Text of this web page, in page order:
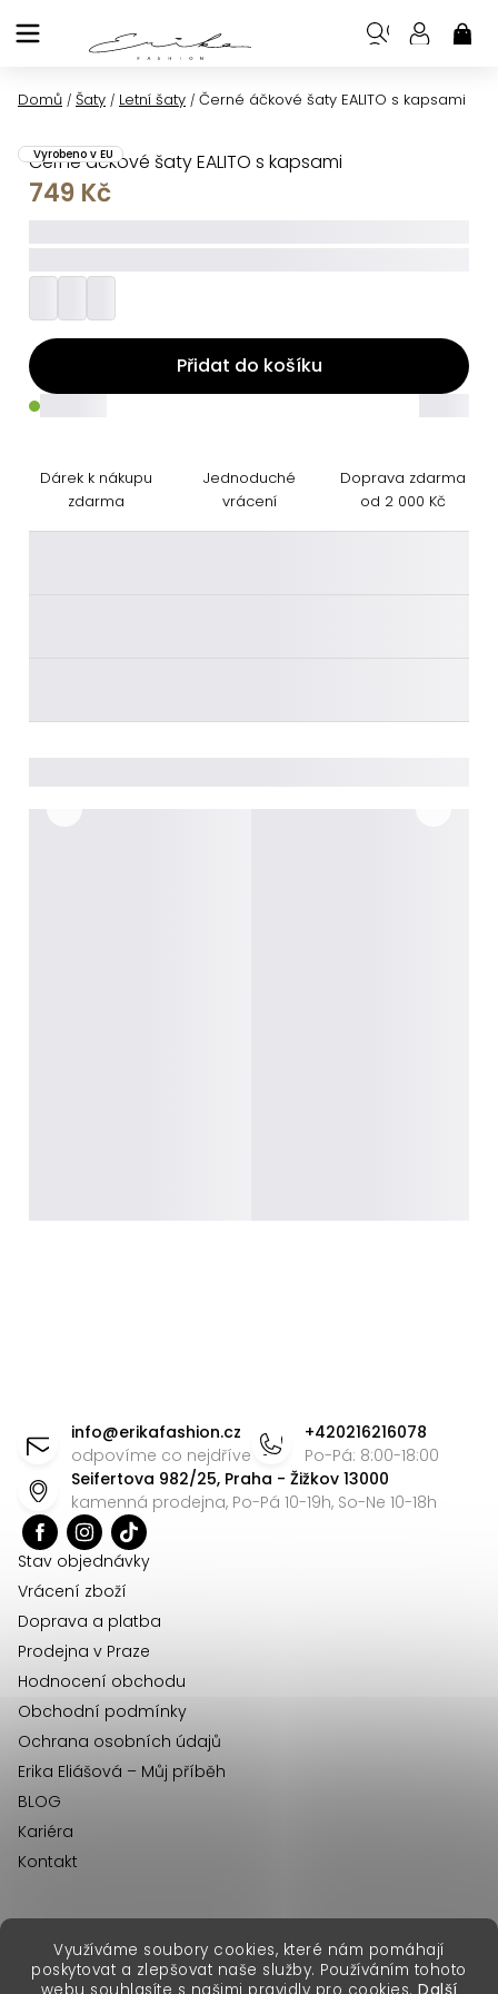
Využíváme soubory cookies, které nám pomáhají
poskytovat a zlepšovat naše služby. Používáním tohoto
na
Domů / Šaty / Letní šaty / Černé áčkové šaty EALITO s kapsami
Černé áčkové šaty EALITO s kapsami
Vyrobeno v EU
749 Kč
Přidat do košíku
Dárek k nákupu
zdarma
Jednoduché
vrácení
Doprava zdarma
od 2 000 Kč
info@erikafashion.cz
odpovíme co nejdříve
+420216216078
Po-Pá: 8:00-18:00
Seifertova 982/25, Praha - Žižkov 13000
kamenná prodejna, Po-Pá 10-19h, So-Ne 10-18h
Stav objednávky
Vrácení zboží
Doprava a platba
Prodejna v Praze
Hodnocení obchodu
Obchodní podmínky
Ochrana osobních údajů
Erika Eliášová – Můj příběh
BLOG
Kariéra
Kontakt
Copyright 2026Erika Fashion. Všechna práva vyhrazena.
erikafashion.sk